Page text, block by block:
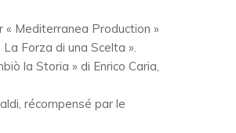
Mediterranea Production »
Forza di una Scelta ».
la Storia » di Enrico Caria,
récompensé par le